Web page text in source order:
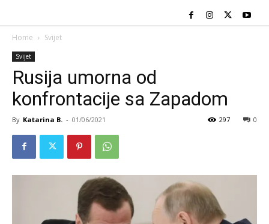
Home Svijet
Svijet
Rusija umorna od
konfrontacije sa Zapadom
By Katarina B. - 01/06/2021 0
297